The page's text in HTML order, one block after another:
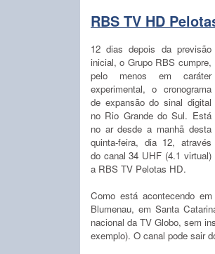
RBS TV HD
12 dias depois da previsão
inicial, o Grupo RBS cumpre,
pelo menos em caráter
experimental, o cronograma
de expansão do sinal digital
no Rio Grande do Sul. Está
no ar desde a manhã desta
quinta-feira, dia 12, através
do canal 34 UHF (4.1 virtual)
a RBS TV Pelotas HD.
Como está acontecendo
Blumenau, em Santa
nacional da TV Globo, sem
exemplo). O canal pode sair